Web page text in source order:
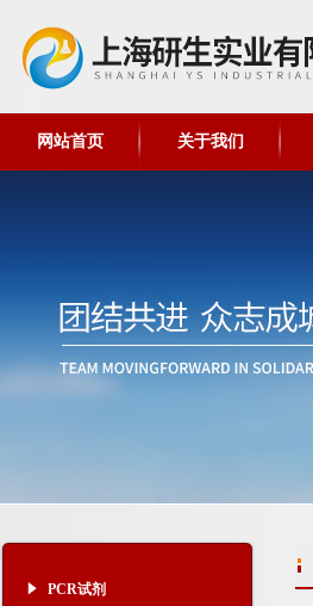
网站首页 关于我们
PCR试剂